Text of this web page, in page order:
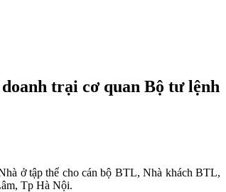
trại cơ quan Bộ tư lệnh
ở tập thể cho cán bộ BTL, Nhà khách BTL,
Tp Hà Nội.